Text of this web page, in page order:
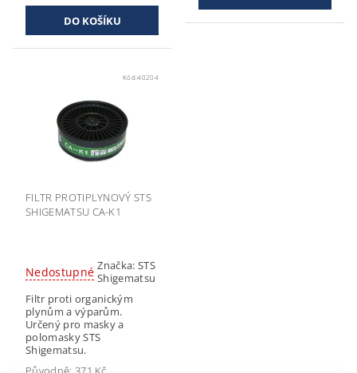
Kód:40204
FILTR PROTIPLYNOVÝ STS
SHIGEMATSU CA-K1
Nedostupné Značka: STS
Shigematsu
Filtr proti organickým
plynům a výparům.
Určený pro masky a
polomasky STS
Shigematsu.